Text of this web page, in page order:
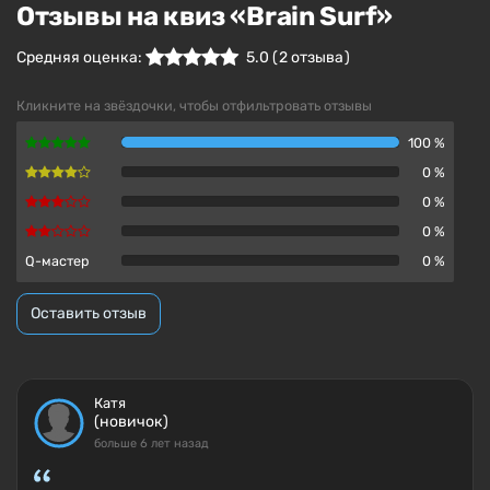
Отзывы на квиз «Brain Surf»
Средняя оценка: 5.0 (2отзыва )
Кликните на звёздочки, чтобы отфильтровать отзывы
100 %
0 %
0 %
0 %
Q-мастер
0 %
Оставить отзыв
Катя
(новичок)
больше 6 лет назад